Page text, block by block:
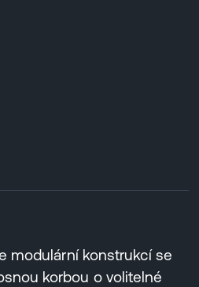
modulární konstrukcí se
korbou o volitelné